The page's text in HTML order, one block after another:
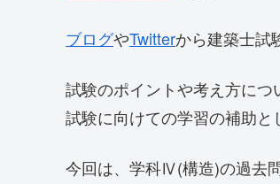
ブログやTwitterから建築士試
試験のポイントや考え方につ
試験に向けての学習の補助と
今回は、学科Ⅳ(構造)の過去問